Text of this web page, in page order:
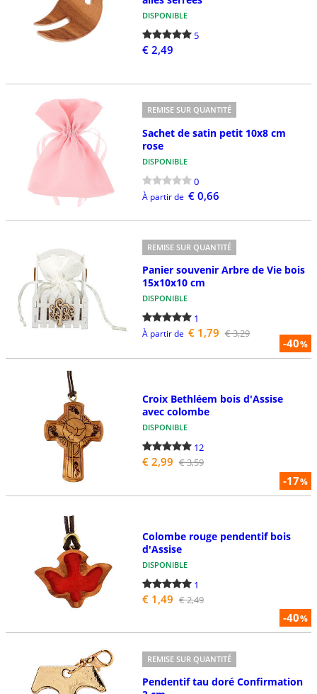
DISPONIBLE
5
€ 2,49
REMISE SUR QUANTITÉ
Sachet de satin petit 10x8 cm
rose
DISPONIBLE
0
À partir de € 0,66
-40%
REMISE SUR QUANTITÉ
Panier souvenir Arbre de Vie bois
15x10x10 cm
DISPONIBLE
1
À partir de € 1,79 € 3,29
-17%
Croix Bethléem bois d'Assise
avec colombe
DISPONIBLE
12
€ 2,99 € 3,59
-40%
Colombe rouge pendentif bois
d'Assise
DISPONIBLE
1
€ 1,49 € 2,49
REMISE SUR QUANTITÉ
Pendentif tau doré Confirmation